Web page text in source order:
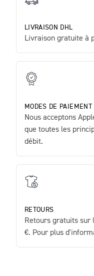
LIVRAISON DHL
Livraison gratuite à
MODES DE PAIEMENT
Nous acceptons
que toutes les
débit.
RETOURS
Retours gratuits sur
€. Pour plus